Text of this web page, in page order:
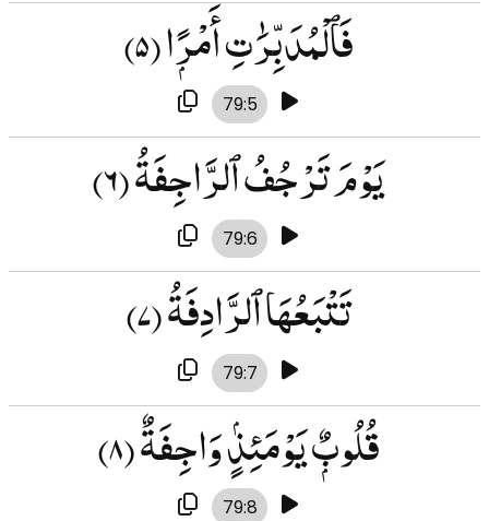
فَٱلْمُدَبِّرَٰتِ أَمْرًۭا(۵)
79:5
يَوْمَ تَرْجُفُ ٱلرَّاجِفَةُ(۶)
79:6
تَتْبَعُهَا ٱلرَّادِفَةُ(۷)
79:7
قُلُوبٌۭ يَوْمَئِذٍۢ وَاجِفَةٌ(۸)
79:8